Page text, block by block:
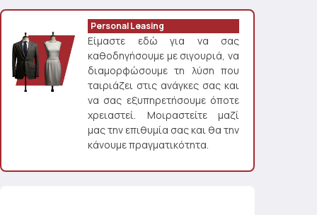
Personal Leasing
Είμαστε εδώ για να σας
καθοδηγήσουμε με σιγουριά, να
διαμορφώσουμε τη λύση που
ταιριάζει στις ανάγκες σας και
να σας εξυπηρετήσουμε όποτε
χρειαστεί. Μοιραστείτε μαζί
μας την επιθυμία σας και θα την
κάνουμε πραγματικότητα.